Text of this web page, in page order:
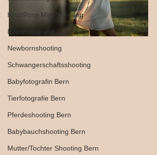
Kind/Pony Mini-Shooting
Eventfotografie
Newbornshooting
Schwangerschaftsshooting
Babyfotografin Bern
Tierfotografie Bern
Pferdeshooting Bern
Babybauchshooting Bern
Mutter/Tochter Shooting Bern